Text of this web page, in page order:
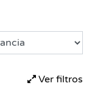
Ver filtros